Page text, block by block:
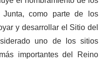
como parte de los
y desarrollar el Sitio del
uno de los sitios
importantes del Reino